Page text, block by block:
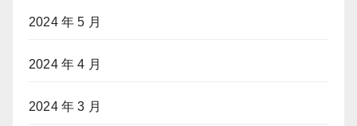
2024 年 5 月
2024 年 4 月
2024 年 3 月